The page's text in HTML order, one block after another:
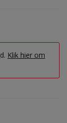
Klik hier om